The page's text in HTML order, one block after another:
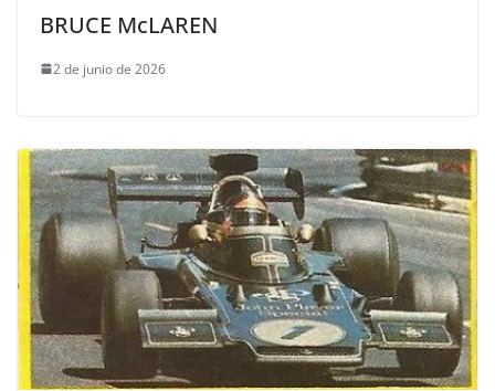
BRUCE McLAREN
2 de junio de 2026